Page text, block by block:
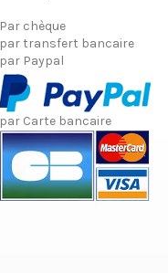
Par chèque
par transfert bancaire
par Paypal
par Carte bancaire